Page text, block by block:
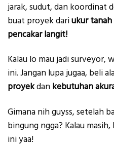
jarak, sudut, dan koordinat
buat proyek dariukur tanah
pencakar langit!
Kalau lo mau jadi surveyor,
ini. Jangan lupa jugaa, beli
proyekdan kebutuhan
Gimana nih guyss, setelah
bingung ngga? Kalau
ini yaa!